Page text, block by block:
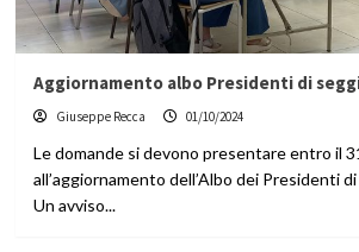
Aggiornamento albo Presidenti di
Giuseppe Recca 01/10/2024
Le domande si devono presentare entro il
all’aggiornamento dell’Albo dei Presidenti
Un avviso...